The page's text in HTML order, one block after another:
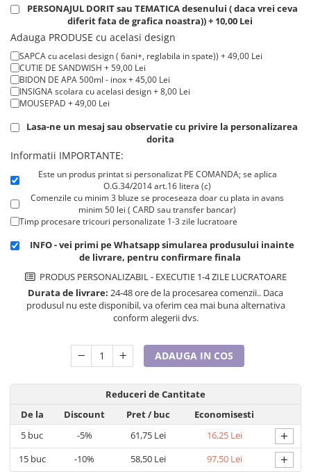
Cadouri Back to school
Cadouri de Paște
Cadouri Traditionale Romanesti
8 Martie
Cadouri pentru CUPLU El & Ea
Cadouri Iubitori de animale
Cadouri pentru sportivi
Cadouri Pensionare
Cadouri Colegi, sefi sau angajati
Cadouri pentru Doctori
Cadouri pentru Sfânta Maria
Martisoare
PERSONAJUL DORIT sau TEMATICA desenului ( daca vrei ceva
diferit fata de grafica noastra)) + 10,00 Lei
Adauga PRODUSE cu acelasi design
SAPCA cu acelasi design ( 6ani+, reglabila in spate)) + 49,00 Lei
CUTIE DE SANDWISH + 59,00 Lei
BIDON DE APA 500ml - inox + 45,00 Lei
INSIGNA scolara cu acelasi design + 8,00 Lei
MOUSEPAD + 49,00 Lei
Lasa-ne un mesaj sau observatie cu privire la personalizarea
dorita
Informatii IMPORTANTE:
Este un produs printat si personalizat PE COMANDA; se aplica
O.G.34/2014 art.16 litera (c)
Comenzile cu minim 3 bluze se proceseaza doar cu plata in avans
minim 50 lei ( CARD sau transfer bancar)
Timp procesare tricouri personalizate 1-3 zile lucratoare
INFO - vei primi pe Whatsapp simularea produsului inainte
de livrare, pentru confirmare finala
PRODUS PERSONALIZABIL - EXECUTIE 1-4 ZILE LUCRATOARE
Durata de livrare: 24-48 ore de la procesarea comenzii.. Daca
produsul nu este disponibil, va oferim cea mai buna alternativa
conform alegerii dvs.
ADAUGA IN COS
Reduceri de Cantitate
De la
Discount Pret/ buc
Economisesti
5 buc -5% 61,75 Lei 16,25 Lei +
15buc -10% 58,50 Lei 97,50 Lei +